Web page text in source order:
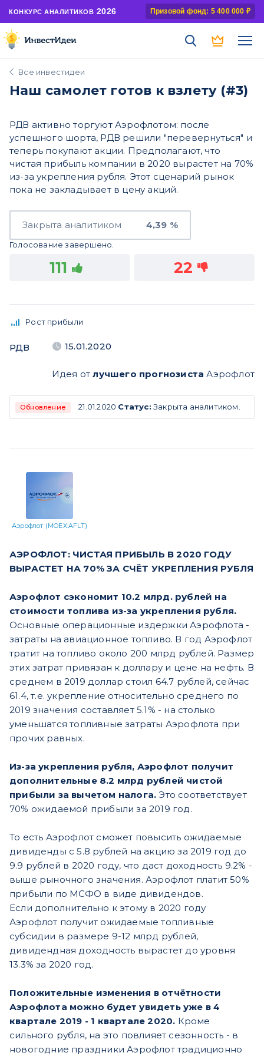
КОНКУРС АНАЛИТИКОВ 2026 Призовой фонд: 5 400 000 ₽
Все инвестидеи
Наш самолет готов к взлету (#3)
РДВ активно торгуют Аэрофлотом: после
успешного шорта, РДВ решили "перевернуться" и
теперь покупают акции. Предполагают, что
чистая прибыль компании в 2020 вырастет на 70%
из-за укрепления рубля. Этот сценарий рынок
пока не закладывает в цену акций.
Закрыта аналитиком 4,39 %
Голосование завершено.
111 22
Рост прибыли
РДВ 15.01.2020
Идея отлучшего прогнозиста Аэрофлот
Обновление 21.01.2020 Статус: Закрыта аналитиком.
Аэрофлот (MOEX:AFLT)
АЭРОФЛОТ: ЧИСТАЯ ПРИБЫЛЬ В 2020 ГОДУ
ВЫРАСТЕТ НА 70% ЗА СЧЁТ УКРЕПЛЕНИЯ РУБЛЯ
Аэрофлот сэкономит 10.2 млрд. рублей на
стоимости топлива из-за укрепления рубля.
Основные операционные издержки Аэрофлота -
затраты на авиационное топливо. В год Аэрофлот
тратит на топливо около 200 млрд рублей. Размер
этих затрат привязан к доллару и цене на нефть. В
среднем в 2019 доллар стоил 64.7 рублей, сейчас
61.4, т.е. укрепление относительно среднего по
2019 значения составляет 5.1% - на столько
уменьшатся топливные затраты Аэрофлота при
прочих равных.
Из-за укрепления рубля, Аэрофлот получит
дополнительные 8.2 млрд рублей чистой
прибыли за вычетом налога. Это соответствует
70% ожидаемой прибыли за 2019 год.
То есть Аэрофлот сможет повысить ожидаемые
дивиденды с 5.8 рублей на акцию за 2019 год до
9.9 рублей в 2020 году, что даст доходность 9.2% -
выше рыночного значения. Аэрофлот платит 50%
прибыли по МСФО в виде дивидендов.
Если дополнительно к этому в 2020 году
Аэрофлот получит ожидаемые топливные
субсидии в размере 9-12 млрд рублей,
дивидендная доходность вырастет до уровня
13.3% за 2020 год.
Положительные изменения в отчётности
Аэрофлота можно будет увидеть уже в 4
квартале 2019 - 1 квартале 2020. Кроме
сильного рубля, на это повлияет сезонность - в
новогодние праздники Аэрофлот традиционно